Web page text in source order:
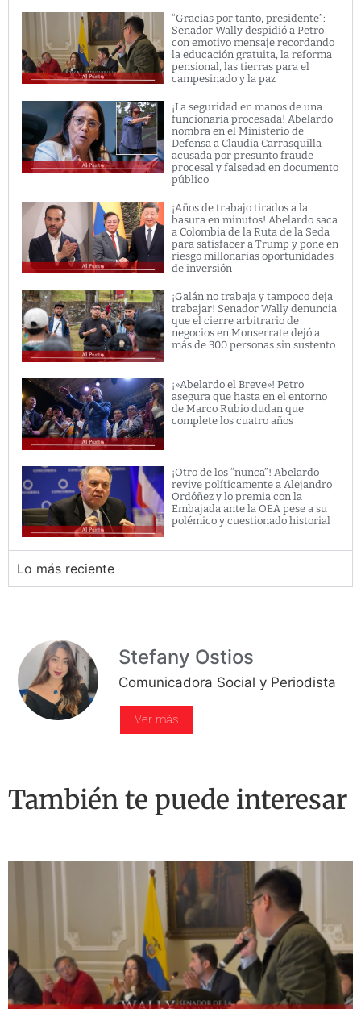
“Gracias por tanto, presidente”:
Senador Wally despidió a Petro
con emotivo mensaje recordando
la educación gratuita, la reforma
pensional, las tierras para el
campesinado y la paz
¡La seguridad en manos de una
funcionaria procesada! Abelardo
nombra en el Ministerio de
Defensa a Claudia Carrasquilla
acusada por presunto fraude
procesal y falsedad en documento
público
¡Años de trabajo tirados a la
basura en minutos! Abelardo saca
a Colombia de la Ruta de la Seda
para satisfacer a Trump y pone en
riesgo millonarias oportunidades
de inversión
¡Galán no trabaja y tampoco deja
trabajar! Senador Wally denuncia
que el cierre arbitrario de
negocios en Monserrate dejó a
más de 300 personas sin sustento
¡»Abelardo el Breve»! Petro
asegura que hasta en el entorno
de Marco Rubio dudan que
complete los cuatro años
¡Otro de los “nunca”! Abelardo
revive políticamente a Alejandro
Ordóñez y lo premia con la
Embajada ante la OEA pese a su
polémico y cuestionado historial
Lo más reciente
Stefany Ostios
Comunicadora Social y Periodista
Ver más
También te puede interesar